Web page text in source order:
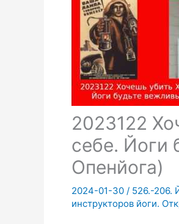
2023122
себе. Йоги
Опенйога)
2024-01-30 / 526.-206.
инструкторов йоги.